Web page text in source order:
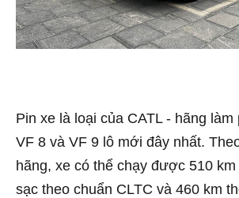
Pin xe là loại của CATL - hãng
VF 8 và VF 9 lô mới đây nhất.
hãng, xe có thể chạy được 510 km
sạc theo chuẩn CLTC và 460 km